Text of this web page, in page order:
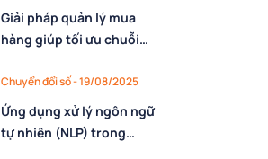
thương mại nội địa và
xuyên biên giới
Giải pháp quản lý mua
hàng giúp tối ưu chuỗi
xuất
Chuyển đổi số - 19/08/2025
Ứng dụng xử lý ngôn ngữ
tự nhiên (NLP) trong